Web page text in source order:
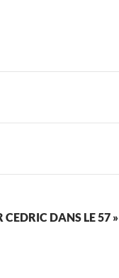
DANS LE 57 »